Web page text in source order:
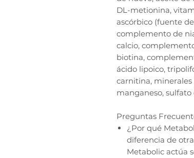
DL-metionina,
ascórbico (fuente
complemento de
calcio,
biotina,
ácido lipoico,
carnitina, minerales
manganeso, sulfato
Preguntas
¿Por qué
diferencia de
Metabolic actúa